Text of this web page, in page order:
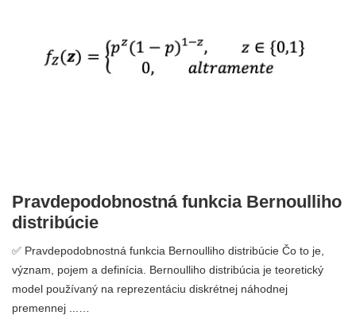
Pravdepodobnostná funkcia Bernoulliho
distribúcie
✅ Pravdepodobnostná funkcia Bernoulliho distribúcie Čo to je,
význam, pojem a definícia. Bernoulliho distribúcia je teoretický
model používaný na reprezentáciu diskrétnej náhodnej
premennej ...…